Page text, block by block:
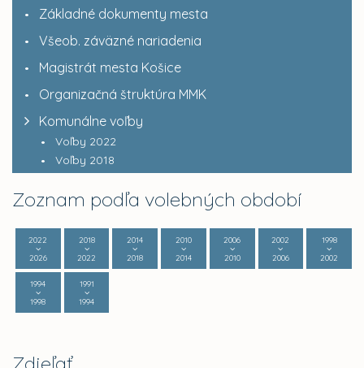
Základné dokumenty mesta
Všeob. záväzné nariadenia
Magistrát mesta Košice
Organizačná štruktúra MMK
Komunálne voľby
Voľby 2022
Voľby 2018
Zoznam podľa volebných období
2022
2026
2018
2022
2014
2018
2010
2014
2006
2010
2002
2006
1998
2002
1994
1998
1991
1994